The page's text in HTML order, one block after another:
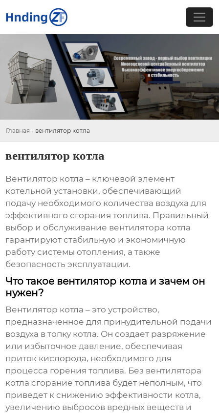
Главная - вентилятор котла
вентилятор котла
Вентилятор котла – ключевой элемент
котельной установки, обеспечивающий
подачу необходимого количества воздуха для
эффективного сгорания топлива. Правильный
выбор и обслуживание вентилятора котла
гарантируют стабильную и экономичную
работу системы отопления, а также
безопасность эксплуатации.
Что такое вентилятор котла и зачем он
нужен?
Вентилятор котла – это устройство,
предназначенное для принудительной подачи
воздуха в топку котла. Он создает разряжение
или избыточное давление, обеспечивая
приток кислорода, необходимого для
процесса горения топлива. Без вентилятора
котла сгорание топлива будет неполным, что
приведет к снижению эффективности котла,
увеличению выбросов вредных веществ и